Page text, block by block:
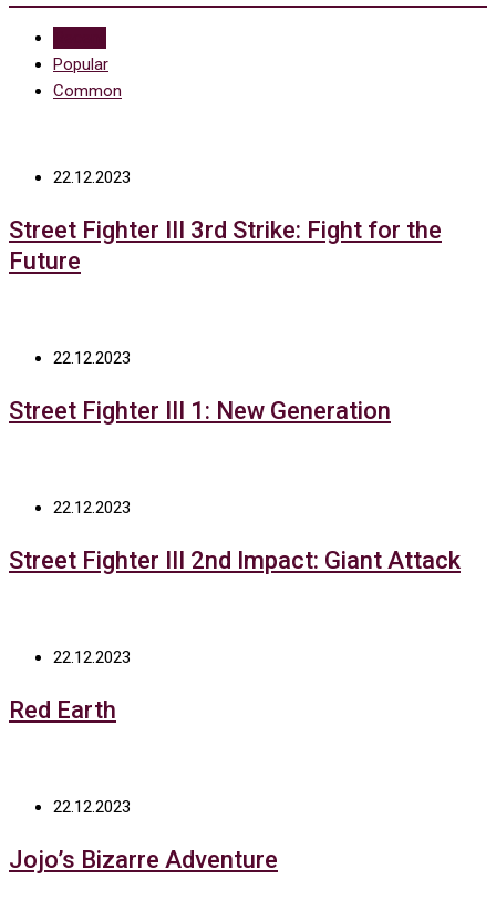
Popular
Common
22.12.2023
Street Fighter III 3rd Strike: Fight for the
Future
22.12.2023
Street Fighter III 1: New Generation
22.12.2023
Street Fighter III 2nd Impact: Giant Attack
22.12.2023
Red Earth
22.12.2023
Jojo’s Bizarre Adventure